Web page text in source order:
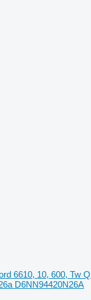
6610, 10, 600, Tw Q
D6NN94420N26A